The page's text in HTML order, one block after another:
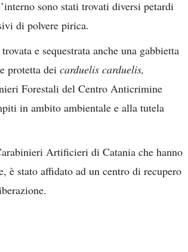
sono stati trovati diversi petardi
di polvere pirica.
e sequestrata anche una gabbietta
protetta dei carduelis carduelis,
Forestali del Centro Anticrimine
in ambito ambientale e alla tutela
Artificieri di Catania che hanno
è stato affidato ad un centro di recupero